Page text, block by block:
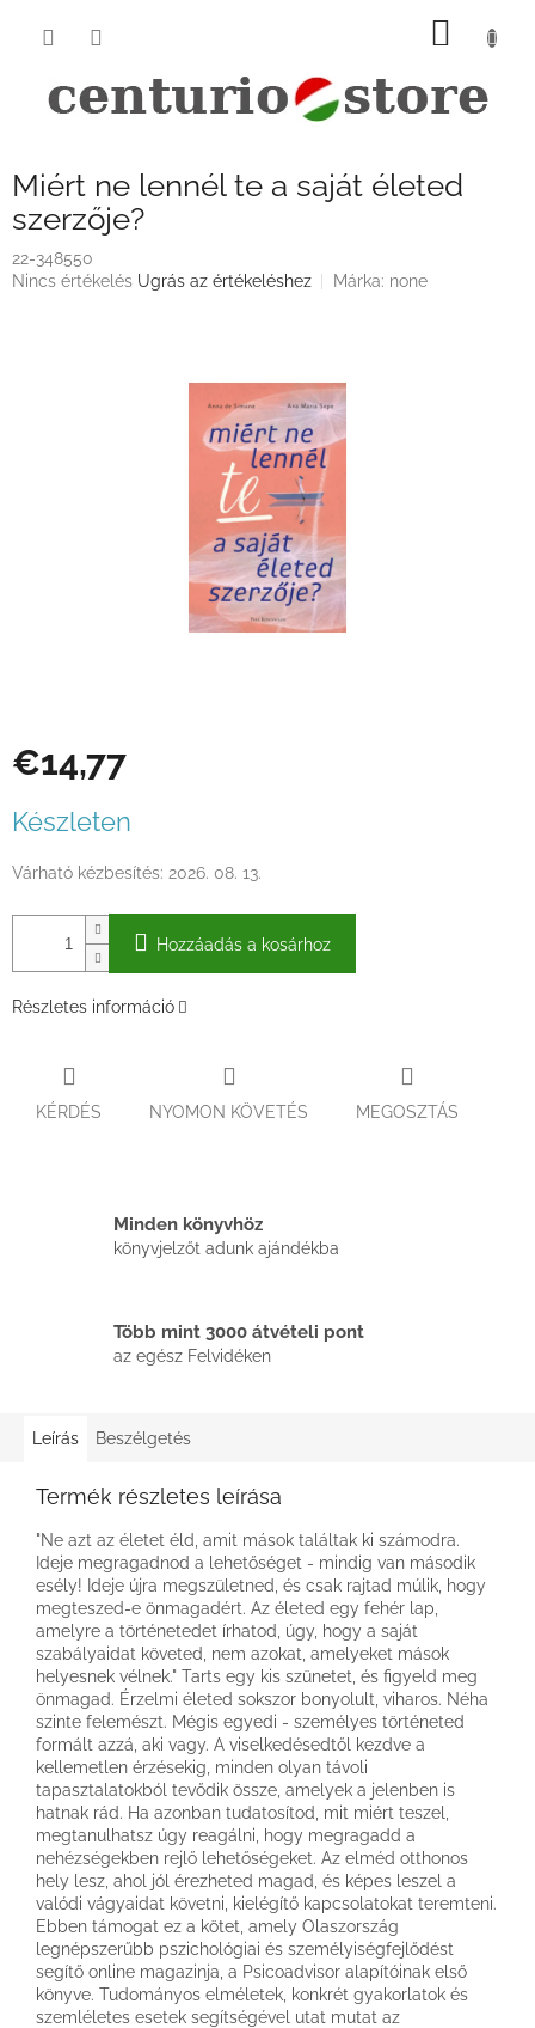
KOSÁR
Miért ne lennél te a saját életed
szerzője?
22-348550
A
Nincs értékelés Ugrás az értékeléshez Márka: none
€14,77
Készleten
Várható kézbesítés: 2026. 08. 13.
Hozzáadás a kosárhoz
Részletes információ
KÉRDÉS NYOMON KÖVETÉS MEGOSZTÁS
Minden könyvhöz
könyvjelzőt adunk ajándékba
Több mint 3000 átvételi pont
az egész Felvidéken
Leírás Beszélgetés
Termék részletes leírása
"Ne azt az életet éld, amit mások találtak ki számodra.
Ideje megragadnod a lehetőséget - mindig van második
esély! Ideje újra megszületned, és csak rajtad múlik, hogy
megteszed-e önmagadért. Az életed egy fehér lap,
amelyre a történetedet írhatod, úgy, hogy a saját
szabályaidat követed, nem azokat, amelyeket mások
helyesnek vélnek." Tarts egy kis szünetet, és figyeld meg
önmagad. Érzelmi életed sokszor bonyolult, viharos. Néha
szinte felemészt. Mégis egyedi - személyes történeted
formált azzá, aki vagy. A viselkedésedtől kezdve a
kellemetlen érzésekig, minden olyan távoli
tapasztalatokból tevődik össze, amelyek a jelenben is
hatnak rád. Ha azonban tudatosítod, mit miért teszel,
megtanulhatsz úgy reagálni, hogy megragadd a
nehézségekben rejlő lehetőségeket. Az elméd otthonos
hely lesz, ahol jól érezheted magad, és képes leszel a
valódi vágyaidat követni, kielégítő kapcsolatokat teremteni.
Ebben támogat ez a kötet, amely Olaszország
legnépszerűbb pszichológiai és személyiségfejlődést
segítő online magazinja, a Psicoadvisor alapítóinak első
könyve. Tudományos elméletek, konkrét gyakorlatok és
szemléletes esetek segítségével utat mutat az